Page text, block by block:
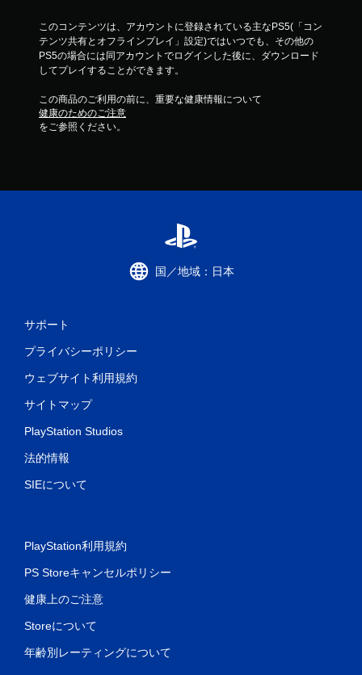
このコンテンツは、アカウントに登録されている主なPS5(「コン
テンツ共有とオフラインプレイ」設定)ではいつでも、その他の
PS5の場合には同アカウントでログインした後に、ダウンロード
してプレイすることができます。
この商品のご利用の前に、重要な健康情報について
健康のためのご注意
をご参照ください。
国／地域：日本
サポート
プライバシーポリシー
ウェブサイト利用規約
サイトマップ
PlayStation Studios
法的情報
SIEについて
PlayStation利用規約
PS Storeキャンセルポリシー
健康上のご注意
Storeについて
年齢別レーティングについて